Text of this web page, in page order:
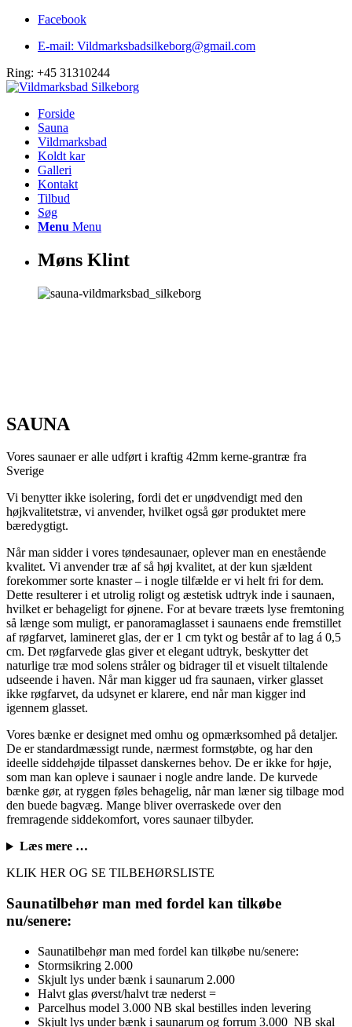
Facebook
E-mail: Vildmarksbadsilkeborg@gmail.com
Ring: +45 31310244
Forside
Sauna
Vildmarksbad
Koldt kar
Galleri
Kontakt
Tilbud
Søg
Menu Menu
Møns Klint
SAUNA
Vores saunaer er alle udført i kraftig 42mm kerne-grantræ fra
Sverige
Vi benytter ikke isolering, fordi det er unødvendigt med den
højkvalitetstræ, vi anvender, hvilket også gør produktet mere
bæredygtigt.
Når man sidder i vores tøndesaunaer, oplever man en enestående
kvalitet. Vi anvender træ af så høj kvalitet, at der kun sjældent
forekommer sorte knaster – i nogle tilfælde er vi helt fri for dem.
Dette resulterer i et utrolig roligt og æstetisk udtryk inde i saunaen,
hvilket er behageligt for øjnene. For at bevare træets lyse fremtoning
så længe som muligt, er panoramaglasset i saunaens ende fremstillet
af røgfarvet, lamineret glas, der er 1 cm tykt og består af to lag á 0,5
cm. Det røgfarvede glas giver et elegant udtryk, beskytter det
naturlige træ mod solens stråler og bidrager til et visuelt tiltalende
udseende i haven. Når man kigger ud fra saunaen, virker glasset
ikke røgfarvet, da udsynet er klarere, end når man kigger ind
igennem glasset.
Vores bænke er designet med omhu og opmærksomhed på detaljer.
De er standardmæssigt runde, nærmest formstøbte, og har den
ideelle siddehøjde tilpasset danskernes behov. De er ikke for høje,
som man kan opleve i saunaer i nogle andre lande. De kurvede
bænke gør, at ryggen føles behagelig, når man læner sig tilbage mod
den buede bagvæg. Mange bliver overraskede over den
fremragende siddekomfort, vores saunaer tilbyder.
Læs mere …
KLIK HER OG SE TILBEHØRSLISTE
Saunatilbehør man med fordel kan tilkøbe
nu/senere:
Saunatilbehør man med fordel kan tilkøbe nu/senere:
Stormsikring 2.000
Skjult lys under bænk i saunarum 2.000
Halvt glas øverst/halvt træ nederst =
Parcelhus model 3.000 NB skal bestilles inden levering
Skjult lys under bænk i saunarum og forrum 3.000 NB skal